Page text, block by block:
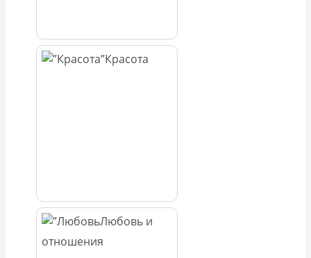
Красота
Любовь и
отношения